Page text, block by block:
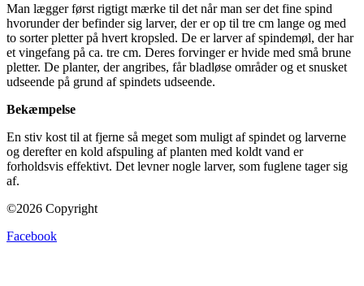
Man lægger først rigtigt mærke til det når man ser det fine spind
hvorunder der befinder sig larver, der er op til tre cm lange og med
to sorter pletter på hvert kropsled. De er larver af spindemøl, der har
et vingefang på ca. tre cm. Deres forvinger er hvide med små brune
pletter. De planter, der angribes, får bladløse områder og et snusket
udseende på grund af spindets udseende.
Bekæmpelse
En stiv kost til at fjerne så meget som muligt af spindet og larverne
og derefter en kold afspuling af planten med koldt vand er
forholdsvis effektivt. Det levner nogle larver, som fuglene tager sig
af.
©2026 Copyright
Facebook